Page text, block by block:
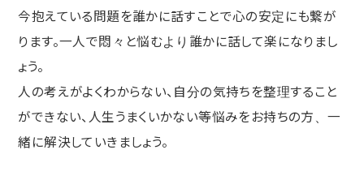
今抱えている問題を誰かに話すことで心の安定にも繋が
ります。一人で悶々と悩むより誰かに話して楽になりまし
ょう。
人の考えがよくわからない、 自分の気持ちを整理すること
ができない、 人生うまくいかない等悩みをお持ちの方、一
緒に解決していきましょう。